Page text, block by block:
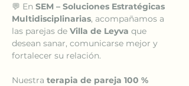
💬 En SEM – Soluciones Estratégicas
Multidisciplinarias, acompañamos a
las parejas de Villa de Leyva que
desean sanar, comunicarse mejor y
fortalecer su relación.
Nuestra terapia de pareja 100 %